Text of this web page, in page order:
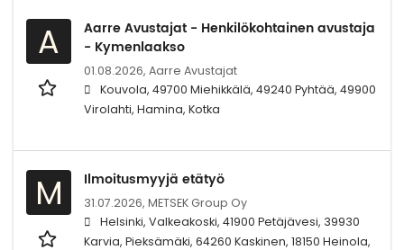
A
Aarre Avustajat - Henkilökohtainen avustaja
- Kymenlaakso
01.08.2026, Aarre Avustajat
Kouvola, 49700 Miehikkälä, 49240 Pyhtää, 49900
Virolahti, Hamina, Kotka
M Ilmoitusmyyjä etätyö
31.07.2026, METSEK Group Oy
Helsinki, Valkeakoski, 41900 Petäjävesi, 39930
Karvia, Pieksämäki, 64260 Kaskinen, 18150 Heinola,